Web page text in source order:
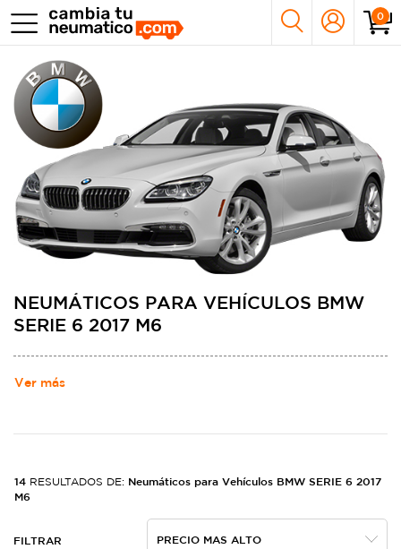
0
NEUMÁTICOS PARA VEHÍCULOS BMW
SERIE 6 2017 M6
Ver más
14 RESULTADOS DE: Neumáticos para Vehículos BMW SERIE 6 2017
M6
FILTRAR